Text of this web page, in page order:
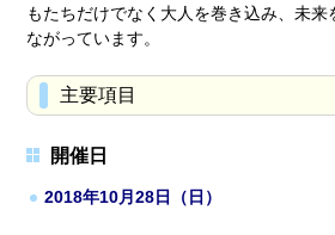
もたちだけでなく大人を巻き込み、未来
ながっています。
主要項目
開催日
2018年10月28日（日）